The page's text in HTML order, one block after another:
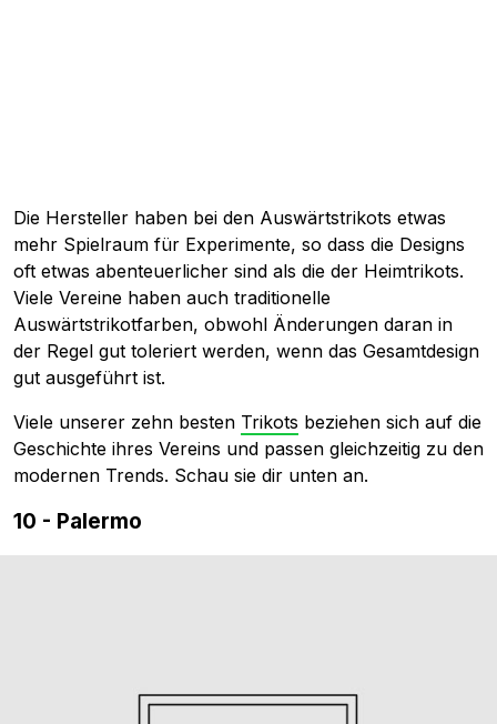
Die Hersteller haben bei den Auswärtstrikots etwas
mehr Spielraum für Experimente, so dass die Designs
oft etwas abenteuerlicher sind als die der Heimtrikots.
Viele Vereine haben auch traditionelle
Auswärtstrikotfarben, obwohl Änderungen daran in
der Regel gut toleriert werden, wenn das Gesamtdesign
gut ausgeführt ist.
Viele unserer zehn besten Trikots beziehen sich auf die
Geschichte ihres Vereins und passen gleichzeitig zu den
modernen Trends. Schau sie dir unten an.
10 - Palermo